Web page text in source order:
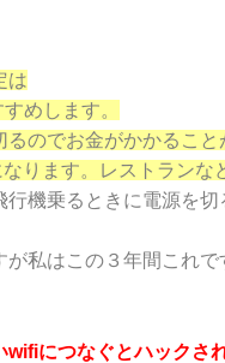
は
めします。
のでお金がかかること
ります。レストランな
機乗るときに電源を
私はこの３年間これで
wifiにつなぐとハックさ